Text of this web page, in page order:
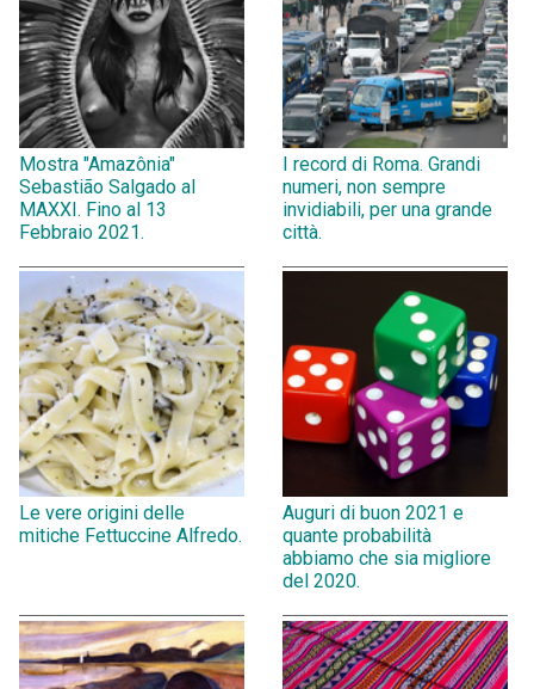
Mostra "Amazônia"
Sebastião Salgado al
MAXXI. Fino al 13
Febbraio 2021.
I record di Roma. Grandi
numeri, non sempre
invidiabili, per una grande
città.
Le vere origini delle
mitiche Fettuccine Alfredo.
Auguri di buon 2021 e
quante probabilità
abbiamo che sia migliore
del 2020.